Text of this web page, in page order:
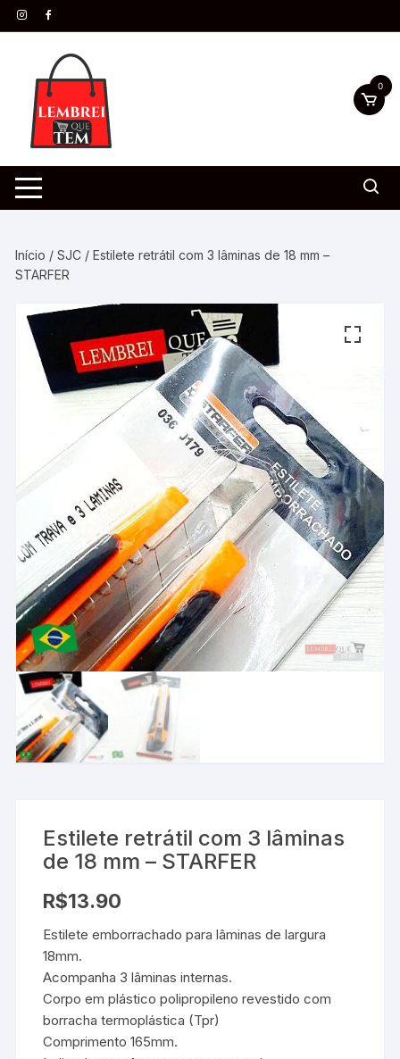
0
Início /SJC / Estilete retrátil com 3 lâminas de 18 mm –
STARFER
Estilete retrátil com 3 lâminas
de 18 mm – STARFER
R$13.90
Estilete emborrachado para lâminas de largura
18mm.
Acompanha 3 lâminas internas.
Corpo em plástico polipropileno revestido com
borracha termoplástica (Tpr)
Comprimento 165mm.